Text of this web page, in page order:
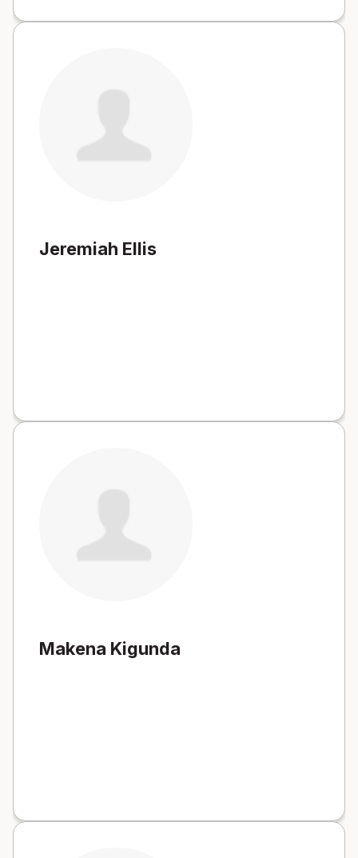
Jeremiah Ellis
Makena Kigunda